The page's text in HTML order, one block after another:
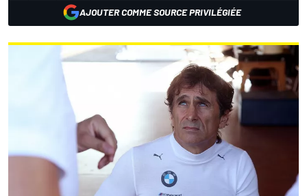
AJOUTER COMME SOURCE PRIVILÉGIÉE